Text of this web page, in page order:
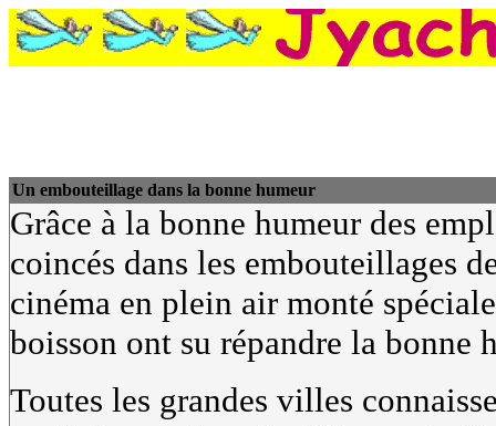
Un embouteillage dans la bonne humeur
Grâce à la bonne humeur des
coincés dans les embouteillages
cinéma en plein air monté
boisson ont su répandre la bonne
Toutes les grandes villes